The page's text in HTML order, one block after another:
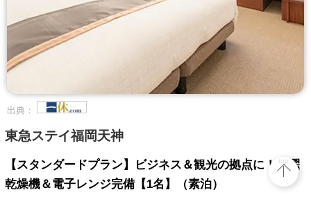
出典：
東急ステイ福岡天神
【スタンダードプラン】ビジネス＆観光の拠点に！洗濯
乾燥機＆電子レンジ完備【1名】（素泊）
top